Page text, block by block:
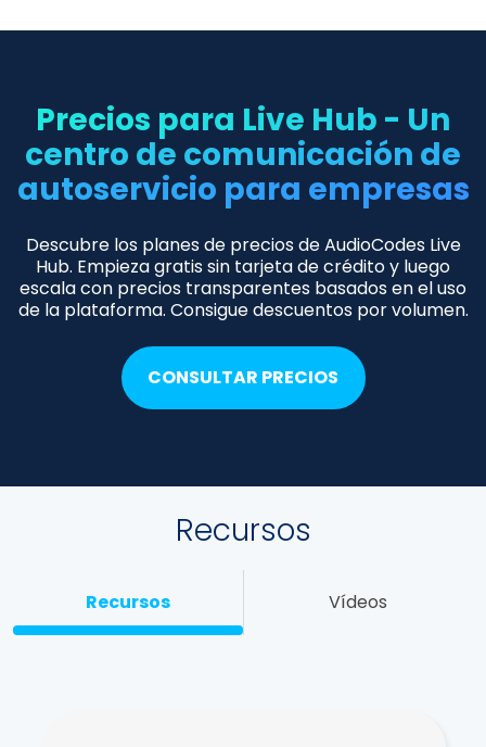
Precios para Live Hub - Un
centro de comunicación de
autoservicio para empresas
Descubre los planes de precios de AudioCodes Live
Hub. Empieza gratis sin tarjeta de crédito y luego
escala con precios transparentes basados en el uso
de la plataforma. Consigue descuentos por volumen.
CONSULTAR PRECIOS
Recursos
Recursos Vídeos